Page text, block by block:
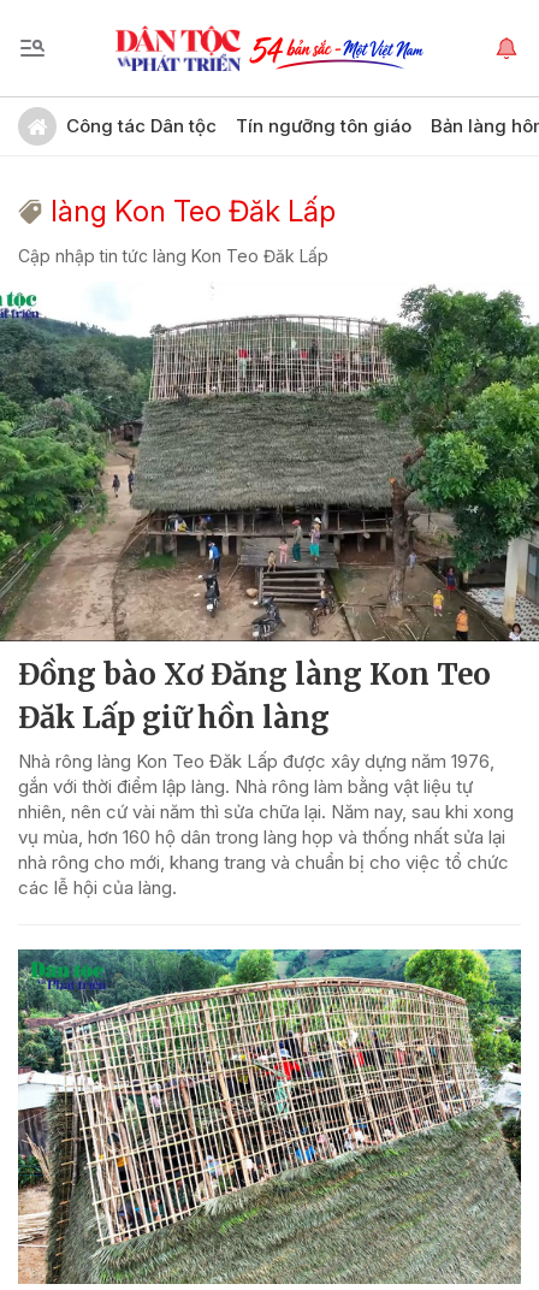
Công tác Dân tộc Tín ngưỡng tôn giáo Bản làng
làng Kon Teo Đăk Lấp
Cập nhập tin tức làng Kon Teo Đăk Lấp
Đồng bào Xơ Đăng làng Kon Teo
Đăk Lấp giữ hồn làng
Nhà rông làng Kon Teo Đăk Lấp được xây dựng năm 1976,
gắn với thời điểm lập làng. Nhà rông làm bằng vật liệu tự
nhiên, nên cứ vài năm thì sửa chữa lại. Năm nay, sau khi xong
vụ mùa, hơn 160 hộ dân trong làng họp và thống nhất sửa lại
nhà rông cho mới, khang trang và chuẩn bị cho việc tổ chức
các lễ hội của làng.